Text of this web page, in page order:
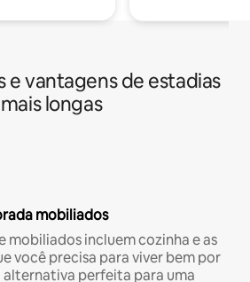
e vantagens de estadias
mais longas
mobiliados
mobiliados incluem cozinha e as
você precisa para viver bem por
alternativa perfeita para uma